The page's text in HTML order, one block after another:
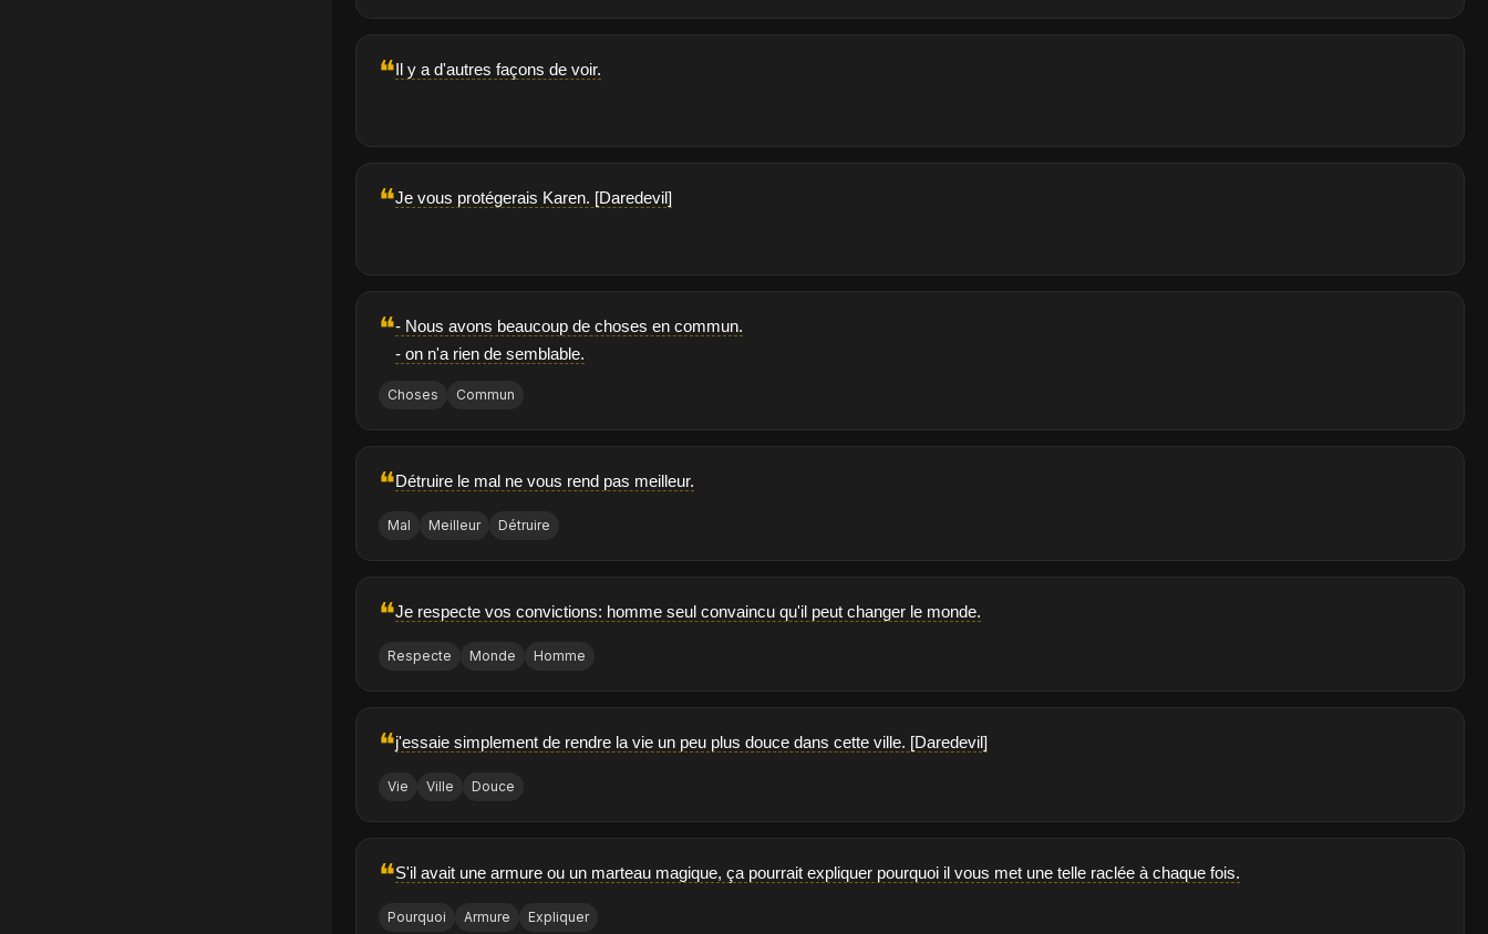
❝Il y a d'autres façons de voir.
❝Je vous protégerais Karen. [Daredevil]
❝- Nous avons beaucoup de choses en commun.
- on n'a rien de semblable.
Choses Commun
❝Détruire le mal ne vous rend pas meilleur.
Mal Meilleur Détruire
❝Je respecte vos convictions: homme seul convaincu qu'il peut changer le monde.
Respecte Monde Homme
❝j'essaie simplement de rendre la vie un peu plus douce dans cette ville. [Daredevil]
Vie Ville Douce
❝S'il avait une armure ou un marteau magique, ça pourrait expliquer pourquoi il vous met une telle raclée à chaque fois.
Pourquoi Armure Expliquer